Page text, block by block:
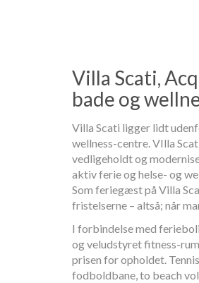
Villa Scati,
bade og
Villa Scati ligger lidt
wellness-centre. VIlla
vedligeholdt og
aktiv ferie og helse- og
Som feriegæst på Villa
fristelserne – altså; når
I forbindelse med
og veludstyret fitness-
prisen for opholdet.
fodboldbane, to beach